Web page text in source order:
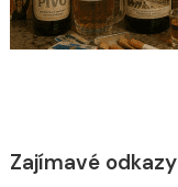
Zajímavé odkazy